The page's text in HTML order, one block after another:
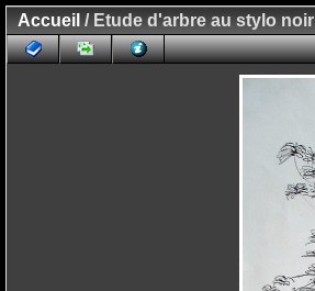
Accueil / Etude d'arbre au stylo noir